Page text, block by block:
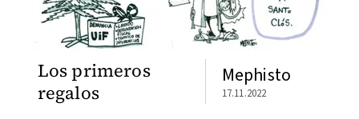
Los primeros
regalos
Mephisto
17.11.2022